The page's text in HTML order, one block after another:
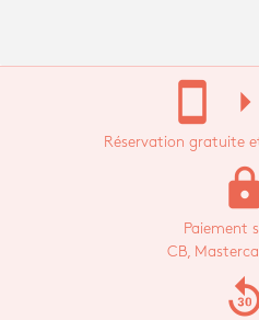
stay_current_portrait arrow_right
Réservation gratuite
Paiement
CB,